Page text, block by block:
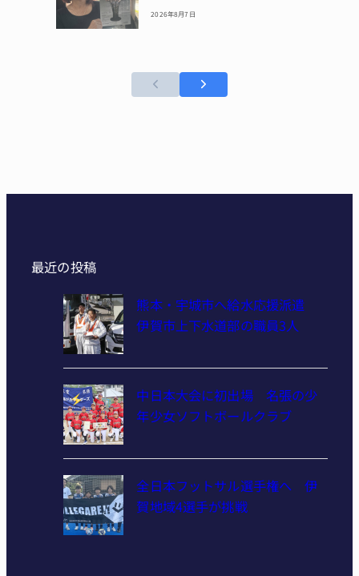
2026年8月7日
最近の投稿
熊本・宇城市へ給水応援派遣
伊賀市上下水道部の職員3人
中日本大会に初出場 名張の少
年少女ソフトボールクラブ
全日本フットサル選手権へ 伊
賀地域4選手が挑戦